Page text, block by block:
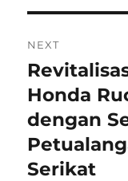
NEXT
Next
post:
Honda
dengan
Serikat